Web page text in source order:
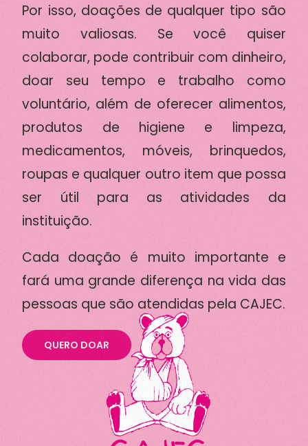
Por isso, doações de qualquer tipo são
muito valiosas. Se você quiser
colaborar, pode contribuir com dinheiro,
doar seu tempo e trabalho como
voluntário, além de oferecer alimentos,
produtos de higiene e limpeza,
medicamentos, móveis, brinquedos,
roupas e qualquer outro item que possa
ser útil para as atividades da
instituição.
Cada doação é muito importante e
fará uma grande diferença na vida das
pessoas que são atendidas pela CAJEC.
QUERO DOAR